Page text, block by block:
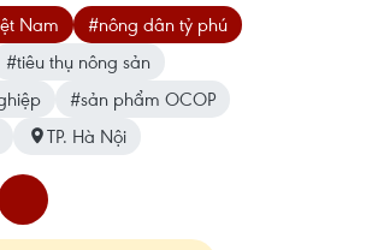
Nam
#nông dân tỷ phú
#tiêu thụ nông sản
#sản phẩm OCOP
TP. Hà Nội